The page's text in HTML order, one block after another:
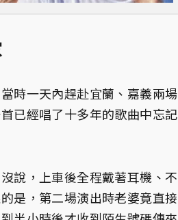
時一天內趕赴宜蘭、嘉義兩場
已經唱了十多年的歌曲中忘記
說，上車後全程戴著耳機、不
是，第二場演出時老婆竟直接